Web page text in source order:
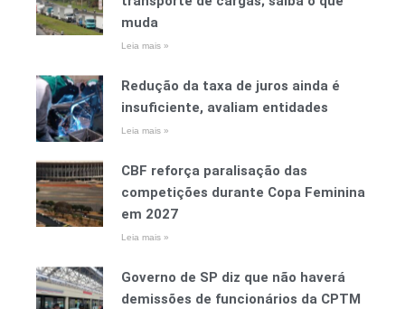
muda
Leia mais »
Redução da taxa de juros ainda é
insuficiente, avaliam entidades
Leia mais »
CBF reforça paralisação das
competições durante Copa Feminina
em 2027
Leia mais »
Governo de SP diz que não haverá
demissões de funcionários da CPTM